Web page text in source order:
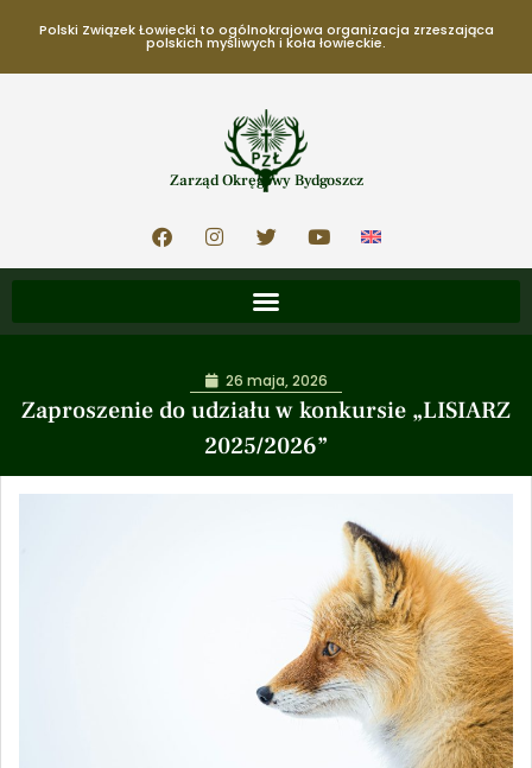
Polski Związek Łowiecki to ogólnokrajowa organizacja zrzeszająca
polskich myśliwych i koła łowieckie.
Zarząd Okręgowy Bydgoszcz
Zaproszenie do udziału w konkursie „LISIARZ
2025/2026”
26 maja, 2026